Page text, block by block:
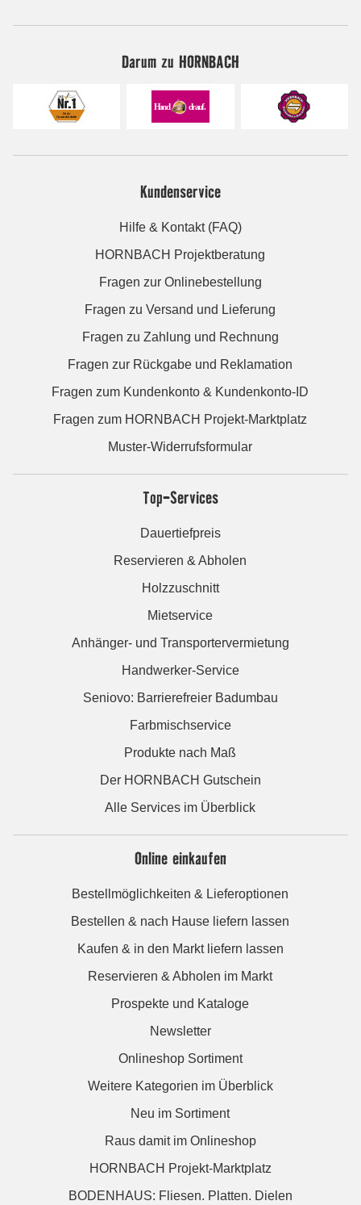
Darum zu HORNBACH
Kundenservice
Hilfe & Kontakt (FAQ)
HORNBACH Projektberatung
Fragen zur Onlinebestellung
Fragen zu Versand und Lieferung
Fragen zu Zahlung und Rechnung
Fragen zur Rückgabe und Reklamation
Fragen zum Kundenkonto & Kundenkonto-ID
Fragen zum HORNBACH Projekt-Marktplatz
Muster-Widerrufsformular
Top-Services
Dauertiefpreis
Reservieren & Abholen
Holzzuschnitt
Mietservice
Anhänger- und Transportervermietung
Handwerker-Service
Seniovo: Barrierefreier Badumbau
Farbmischservice
Produkte nach Maß
Der HORNBACH Gutschein
Alle Services im Überblick
Online einkaufen
Bestellmöglichkeiten & Lieferoptionen
Bestellen & nach Hause liefern lassen
Kaufen & in den Markt liefern lassen
Reservieren & Abholen im Markt
Prospekte und Kataloge
Newsletter
Onlineshop Sortiment
Weitere Kategorien im Überblick
Neu im Sortiment
Raus damit im Onlineshop
HORNBACH Projekt-Marktplatz
BODENHAUS: Fliesen. Platten. Dielen